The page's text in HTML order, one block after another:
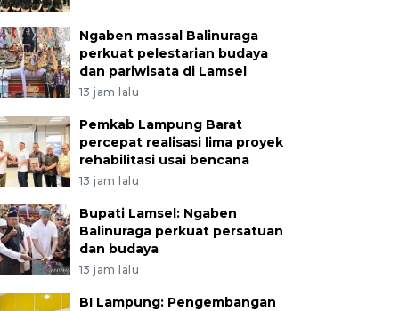
Ngaben massal Balinuraga
perkuat pelestarian budaya
dan pariwisata di Lamsel
13 jam lalu
Pemkab Lampung Barat
percepat realisasi lima proyek
rehabilitasi usai bencana
13 jam lalu
Bupati Lamsel: Ngaben
Balinuraga perkuat persatuan
dan budaya
13 jam lalu
BI Lampung: Pengembangan